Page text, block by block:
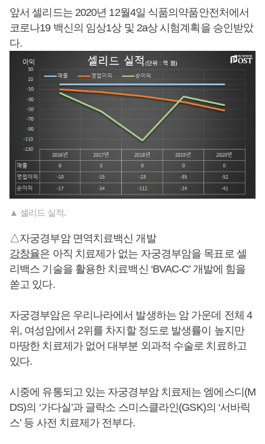
앞서 셀리드는 2020년 12월4일 식품의약품안전처에서
코로나19 백신의 임상1상 및 2a상 시험계획을 승인받았
다.
▲ 셀리드 실적.
△자궁경부암 면역치료백신 개발
강창율은 아직 치료제가 없는 자궁경부암을 목표로 셀
리백스 기술을 활용한 치료백신 ‘BVAC-C’ 개발에 힘을
쏟고 있다.
자궁경부암은 우리나라에서 발생하는 암 가운데 전체 4
위, 여성암에서 2위를 차지할 정도로 발생률이 높지만
마땅한 치료제가 없어 대부분 외과적 수술로 치료하고
있다.
시중에 유통되고 있는 자궁경부암 치료제는 엠에스디(M
DS)의 ‘가다실’과 글락소 스미스클라인(GSK)의 ‘서바릭
스’ 등 사전 치료제가 전부다.